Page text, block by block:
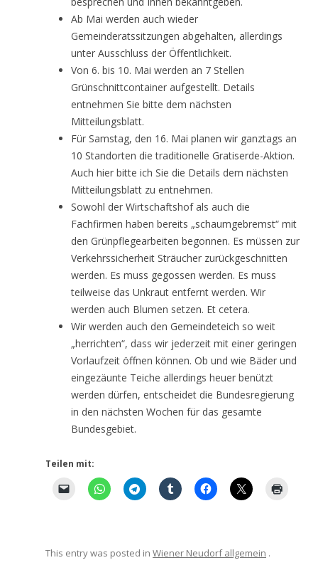
Ab Mai werden auch wieder
Gemeinderatssitzungen abgehalten, allerdings
unter Ausschluss der Öffentlichkeit.
Von 6. bis 10. Mai werden an 7 Stellen
Grünschnittcontainer aufgestellt. Details
entnehmen Sie bitte dem nächsten
Mitteilungsblatt.
Für Samstag, den 16. Mai planen wir ganztags an
10 Standorten die traditionelle Gratiserde-Aktion.
Auch hier bitte ich Sie die Details dem nächsten
Mitteilungsblatt zu entnehmen.
Sowohl der Wirtschaftshof als auch die
Fachfirmen haben bereits „schaumgebremst“ mit
den Grünpflegearbeiten begonnen. Es müssen zur
Verkehrssicherheit Sträucher zurückgeschnitten
werden. Es muss gegossen werden. Es muss
teilweise das Unkraut entfernt werden. Wir
werden auch Blumen setzen. Et cetera.
Wir werden auch den Gemeindeteich so weit
„herrichten“, dass wir jederzeit mit einer geringen
Vorlaufzeit öffnen können. Ob und wie Bäder und
eingezäunte Teiche allerdings heuer benützt
werden dürfen, entscheidet die Bundesregierung
in den nächsten Wochen für das gesamte
Bundesgebiet.
Teilen mit:
This entry was posted in Wiener Neudorf allgemein .